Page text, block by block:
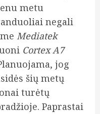
metu
negali
Mediatek
Cortex A7
jog
šių metų
turėtų
Paprastai